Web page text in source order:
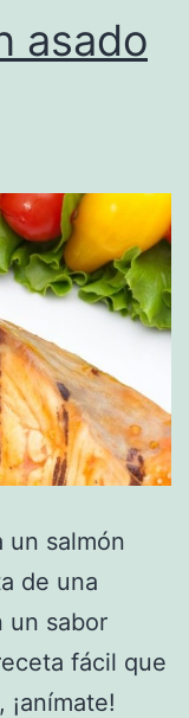
asado
un salmón
de una
un sabor
fácil que